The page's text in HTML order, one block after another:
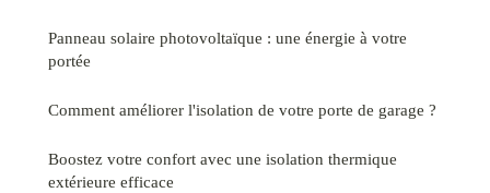
Panneau solaire photovoltaïque : une énergie à votre
portée
Comment améliorer l'isolation de votre porte de garage ?
Boostez votre confort avec une isolation thermique
extérieure efficace